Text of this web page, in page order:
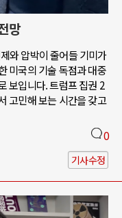
망
와 압박이 줄어들 기미가
미국의 기술 독점과 대중
보입니다. 트럼프 집권 2
고민해 보는 시간을 갖고
0
기사수정